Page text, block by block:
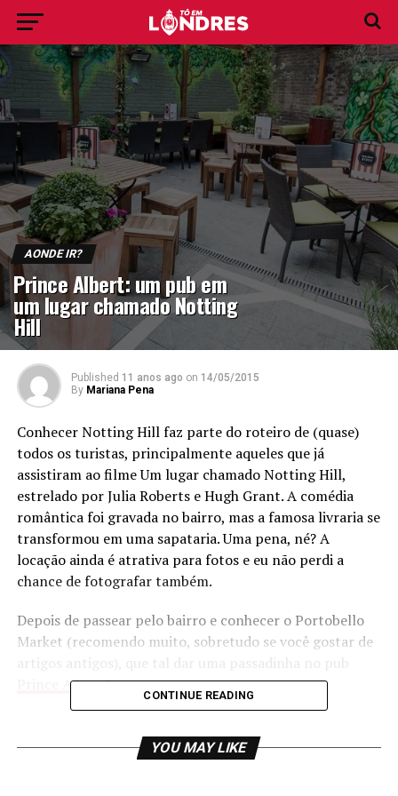
AONDE IR?
Prince Albert: um pub em
um lugar chamado Notting
Hill
Published 11 anos ago on 14/05/2015
By Mariana Pena
Conhecer Notting Hill faz parte do roteiro de (quase)
todos os turistas, principalmente aqueles que já
assistiram ao filme Um lugar chamado Notting Hill,
estrelado por Julia Roberts e Hugh Grant. A comédia
romântica foi gravada no bairro, mas a famosa livraria se
transformou em uma sapataria. Uma pena, né? A
locação ainda é atrativa para fotos e eu não perdi a
chance de fotografar também.
Depois de passear pelo bairro e conhecer o Portobello
Market (recomendo muito, sobretudo se você gostar de
Prince Albert?
lugar é bem legal, movimentado e é uma boa opção para
pedir petiscos. Experimente as onion rings e o pão
CONTINUE READING
YOU MAY LIKE